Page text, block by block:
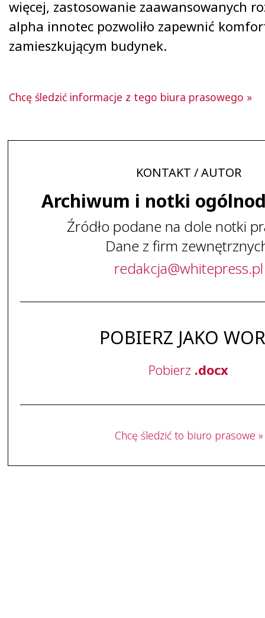
więcej, zastosowanie zaawansowanych
alpha innotec pozwoliło zapewnić
zamieszkującym budynek.
Chcę śledzić informacje z tego biura prasowego »
KONTAKT / AUTOR
Archiwum i notki
Źródło podane na dole notki
Dane z firm
redakcja@whitepress.pl
POBIERZ JAKO
Pobierz .docx
Chcę śledzić to biuro prasowe »